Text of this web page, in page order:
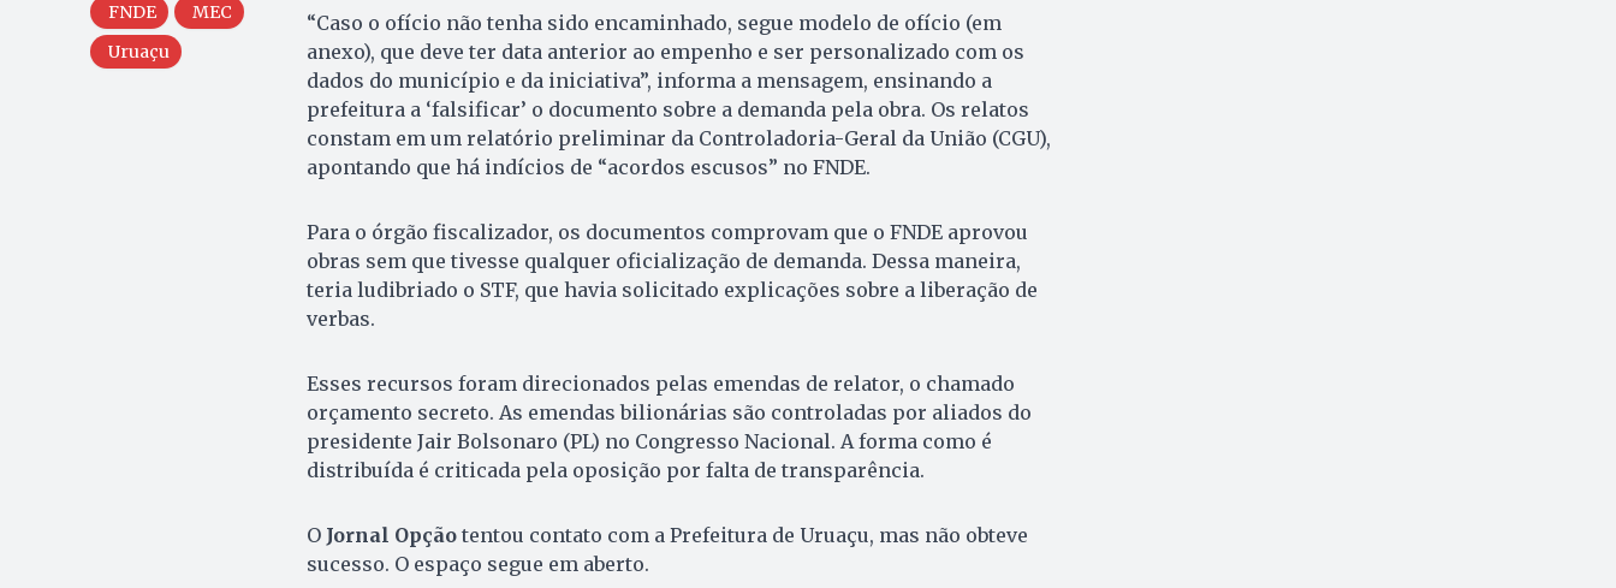
FNDE
MEC
Uruaçu
“Caso o ofício não tenha sido encaminhado, segue modelo de ofício (em
anexo), que deve ter data anterior ao empenho e ser personalizado com os
dados do município e da iniciativa”, informa a mensagem, ensinando a
prefeitura a ‘falsificar’ o documento sobre a demanda pela obra. Os relatos
constam em um relatório preliminar da Controladoria-Geral da União (CGU),
apontando que há indícios de “acordos escusos” no FNDE.
Para o órgão fiscalizador, os documentos comprovam que o FNDE aprovou
obras sem que tivesse qualquer oficialização de demanda. Dessa maneira,
teria ludibriado o STF, que havia solicitado explicações sobre a liberação de
verbas.
Esses recursos foram direcionados pelas emendas de relator, o chamado
orçamento secreto. As emendas bilionárias são controladas por aliados do
presidente Jair Bolsonaro (PL) no Congresso Nacional. A forma como é
distribuída é criticada pela oposição por falta de transparência.
O Jornal Opçãotentou contato com a Prefeitura de Uruaçu, mas não obteve
sucesso. O espaço segue em aberto.